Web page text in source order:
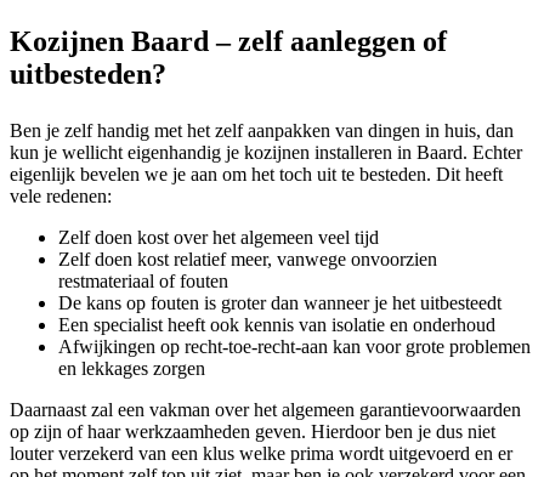
Kozijnen Baard – zelf aanleggen of
uitbesteden?
Ben je zelf handig met het zelf aanpakken van dingen in huis, dan
kun je wellicht eigenhandig je kozijnen installeren in Baard. Echter
eigenlijk bevelen we je aan om het toch uit te besteden. Dit heeft
vele redenen:
Zelf doen kost over het algemeen veel tijd
Zelf doen kost relatief meer, vanwege onvoorzien
restmateriaal of fouten
De kans op fouten is groter dan wanneer je het uitbesteedt
Een specialist heeft ook kennis van isolatie en onderhoud
Afwijkingen op recht-toe-recht-aan kan voor grote problemen
en lekkages zorgen
Daarnaast zal een vakman over het algemeen garantievoorwaarden
op zijn of haar werkzaamheden geven. Hierdoor ben je dus niet
louter verzekerd van een klus welke prima wordt uitgevoerd en er